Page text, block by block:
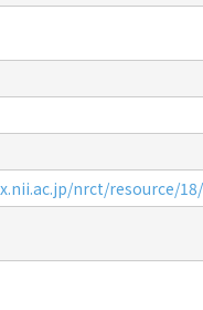
nrct/resource/